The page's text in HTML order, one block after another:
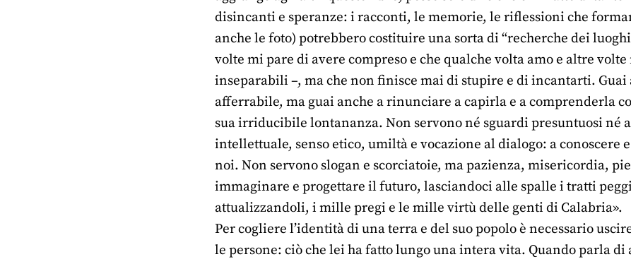
disincanti e speranze: i racconti, le memorie, le riflessioni che
anche le foto) potrebbero costituire una sorta di “recherche dei
volte mi pare di avere compreso e che qualche volta amo e altre
inseparabili –, ma che non finisce mai di stupire e di incantarti.
afferrabile, ma guai anche a rinunciare a capirla e a comprenderla
sua irriducibile lontananza. Non servono né sguardi presuntuosi
intellettuale, senso etico, umiltà e vocazione al dialogo: a conoscere
noi. Non servono slogan e scorciatoie, ma pazienza, misericordia,
immaginare e progettare il futuro, lasciandoci alle spalle i tratti
attualizzandoli, i mille pregi e le mille virtù delle genti di Calabria».
Per cogliere l’identità di una terra e del suo popolo è necessario
le persone: ciò che lei ha fatto lungo una intera vita. Quando parla